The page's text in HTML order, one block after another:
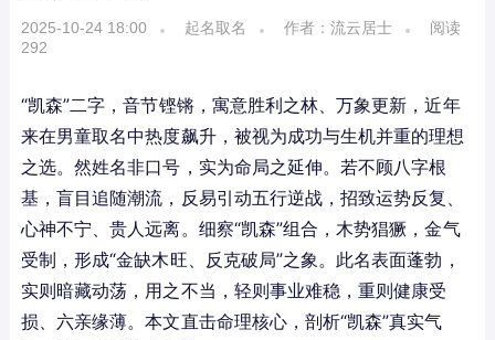
2025-10-24 18:00 起名取名 作者：流云居士
阅读
292
“凯森”二字，音节铿锵，寓意胜利之林、万象更新，近年
来在男童取名中热度飙升，被视为成功与生机并重的理想
之选。然姓名非口号，实为命局之延伸。若不顾八字根
基，盲目追随潮流，反易引动五行逆战，招致运势反复、
心神不宁、贵人远离。细察“凯森”组合，木势猖獗，金气
受制，形成“金缺木旺、反克破局”之象。此名表面蓬勃，
实则暗藏动荡，用之不当，轻则事业难稳，重则健康受
损、六亲缘薄。本文直击命理核心，剖析“凯森”真实气